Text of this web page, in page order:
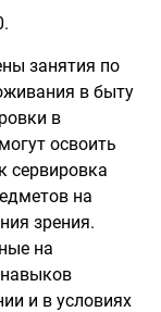
занятия по
в быту
в
освоить
сервировка
на
зрения.
на
и в условиях